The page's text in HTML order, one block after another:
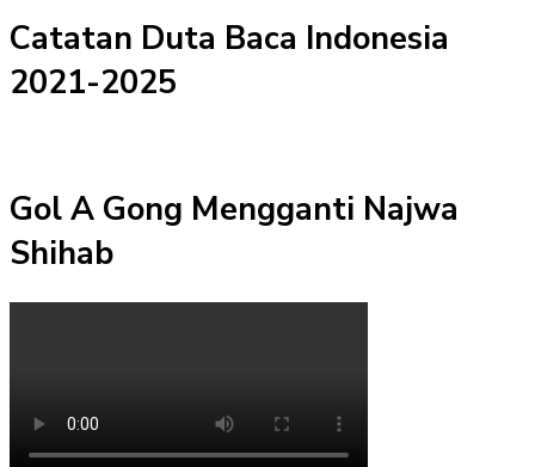
Catatan Duta Baca Indonesia
2021-2025
Gol A Gong Mengganti Najwa
Shihab